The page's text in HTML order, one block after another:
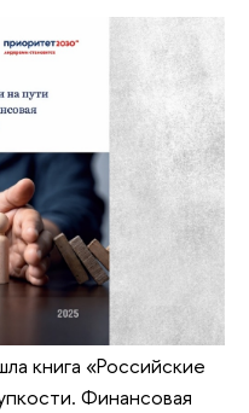
книга «Российские
Финансовая